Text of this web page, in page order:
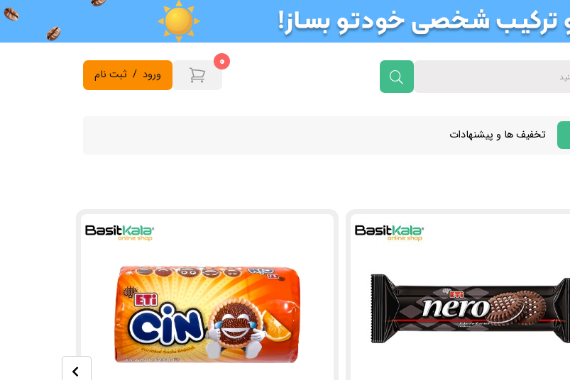
ثبت نام / ورود
0
تخفیف ها و پیشنهادات